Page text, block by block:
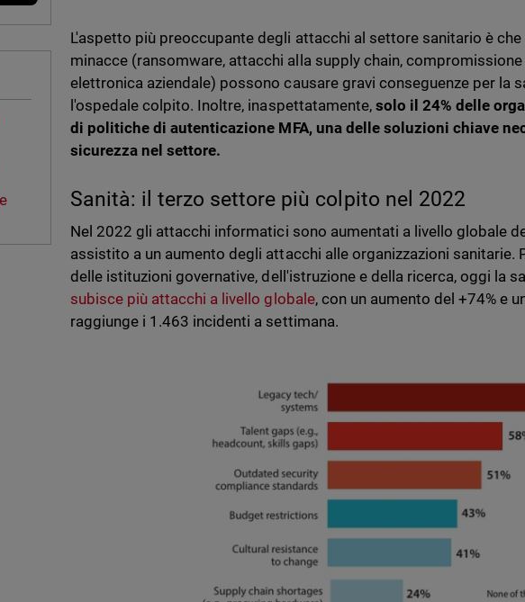
L'aspetto più preoccupante degli attacchi al settore sanitario è
minacce (ransomware, attacchi alla supply chain,
elettronica aziendale) possono causare gravi conseguenze per la
l'ospedale colpito. Inoltre, inaspettatamente, solo il 24% delle
di politiche di autenticazione MFA, una delle soluzioni chiave
sicurezza nel settore.
Sanità: il terzo settore più colpito nel 2022
Nel 2022 gli attacchi informatici sono aumentati a livello globale
assistito a un aumento degli attacchi alle organizzazioni sanitarie.
delle istituzioni governative, dell'istruzione e della ricerca, oggi la
subisce più attacchi a livello globale, con un aumento del +74% e
raggiunge i 1.463 incidenti a settimana.